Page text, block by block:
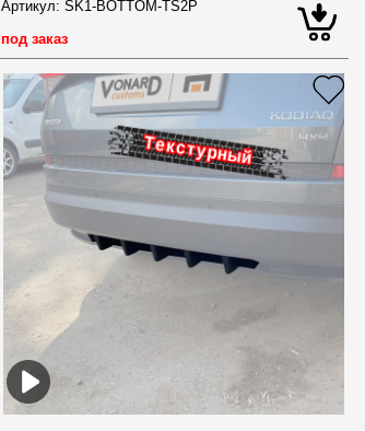
Артикул: SK1-BOTTOM-TS2P
под заказ